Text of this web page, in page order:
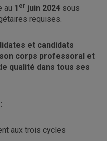
au 1 er juin 2024 sous
requises.
et candidats
corps professoral et
qualité dans tous ses
aux trois cycles